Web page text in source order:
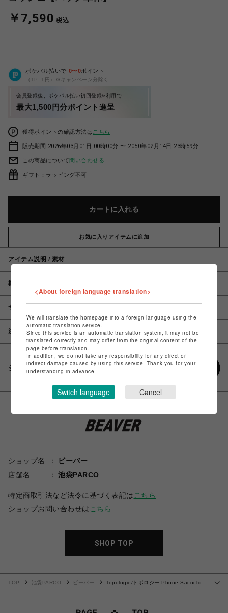
￥7,590 税込
ポケパル払いで 0〜0ポイント
（1P=1円）※キャンペーン分除く
会員登録後、ポケパル払い初回登録&利用で
最大1,500円分ポイント進呈
獲得ポイントの確認方法は こちら
販売期間 2026年03月01日 00時00分 〜 2050年02月14日 23時59分
この商品について問い合わせる
ギフト：ラッピング不可
カートに入れる
お気に入りアイテムに追加
アイテム説明 / 素材
概要
サイズ
注意事項
シェアする
ショップ名
ビーバー
店舗名
池袋PARCO
特定商取引法など法令に基づく表記は こちら
ショップお問い合わせは こちら
SHOP TOP
TOP 池袋PARCO ビーバー
Topologie/トポロジー Phone Sacoche
<About foreign language translation>
We will translate the homepage into a foreign language using the
automatic translation service.
Since this service is an automatic translation system, it may not be
translated correctly and may differ from the original content of the
page before translation.
In addition, we do not take any responsibility for any direct or
indirect damage caused by using this service. Thank you for your
understanding in advance.
Switch language Cancel